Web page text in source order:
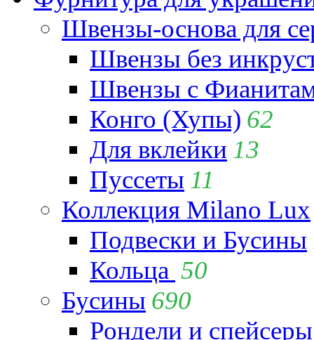
Швензы-основа для
Швензы без
Швензы с
Конго (Хупы) 62
Для вклейки 13
Пуссеты 11
Коллекция Milano Lux
Подвески и Бусины
Кольца 50
Бусины 690
Рондели и